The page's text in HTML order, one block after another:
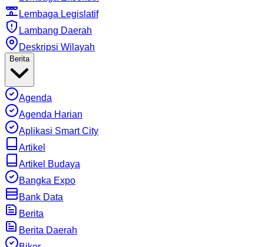
Lembaga Legislatif
Lambang Daerah
Deskripsi Wilayah
Berita
Agenda
Agenda Harian
Aplikasi Smart City
Artikel
Artikel Budaya
Bangka Expo
Bank Data
Berita
Berita Daerah